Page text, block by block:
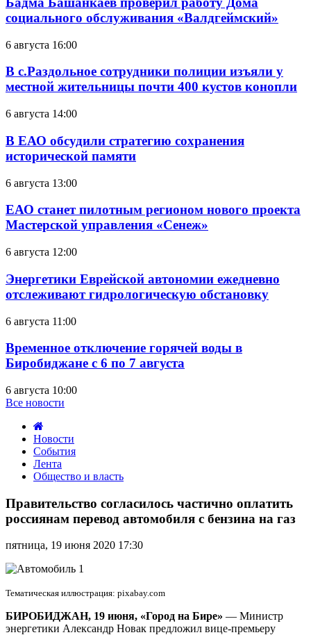
социального обслуживания «Валдгеймский»
6 августа 16:00
В с.Раздольное сотрудники полиции изъяли у
местной жительницы почти 400 кустов конопли
6 августа 14:00
В ЕАО обсудили стратегию сохранения
исторической памяти
6 августа 13:00
ЕАО станет пилотным регионом нового проекта
Мастерской управления «Сенеж»
6 августа 12:00
Энергетики Еврейской автономии ежедневно
отслеживают гидрологическую обстановку
6 августа 11:00
Временное отключение горячей воды в
Биробиджане с 6 по 7 августа
6 августа 10:00
Все новости
Новости
События
Лента
Общество и власть
согласилось
оплатить
перевод
автомобиля
с
газ
Правительство согласилось частично оплатить
россиянам перевод автомобиля с бензина на газ
пятница, 19 июня 2020 17:30
Тематическая иллюстрация: pixabay.com
БИРОБИДЖАН, 19 июня, «Город на Бире» — Министр
энергетики Александр Новак предложил вице-премьеру